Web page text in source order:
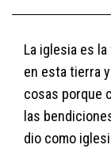
La iglesia es
en esta tierra
cosas porque
las
dio como